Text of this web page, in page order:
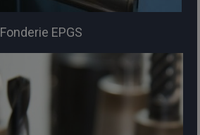
Fonderie EPGS